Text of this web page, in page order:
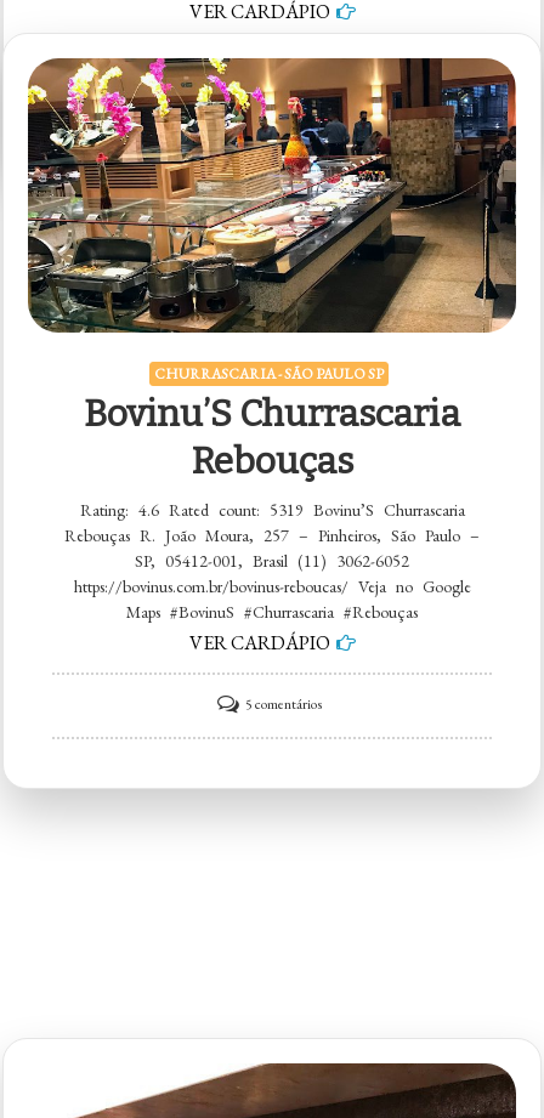
VER CARDÁPIO
5 comentários
Fogão
Churrascaria
CHURRASCARIA - SÃO PAULO SP
Bovinu’S Churrascaria
Rebouças
Rating: 4.6 Rated count: 5319 Bovinu’S Churrascaria
Rebouças R. João Moura, 257 – Pinheiros, São Paulo –
SP, 05412-001, Brasil (11) 3062-6052
https://bovinus.com.br/bovinus-reboucas/ Veja no Google
Maps #BovinuS #Churrascaria #Rebouças
VER CARDÁPIO
5 comentáriosem
Bovinu’S